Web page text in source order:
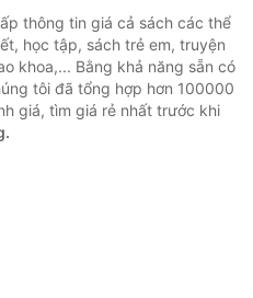
thông tin giá cả sách các thể
học tập, sách trẻ em, truyện
khoa,... Bằng khả năng sẵn có
tôi đã tổng hợp hơn 100000
giá, tìm giá rẻ nhất trước khi